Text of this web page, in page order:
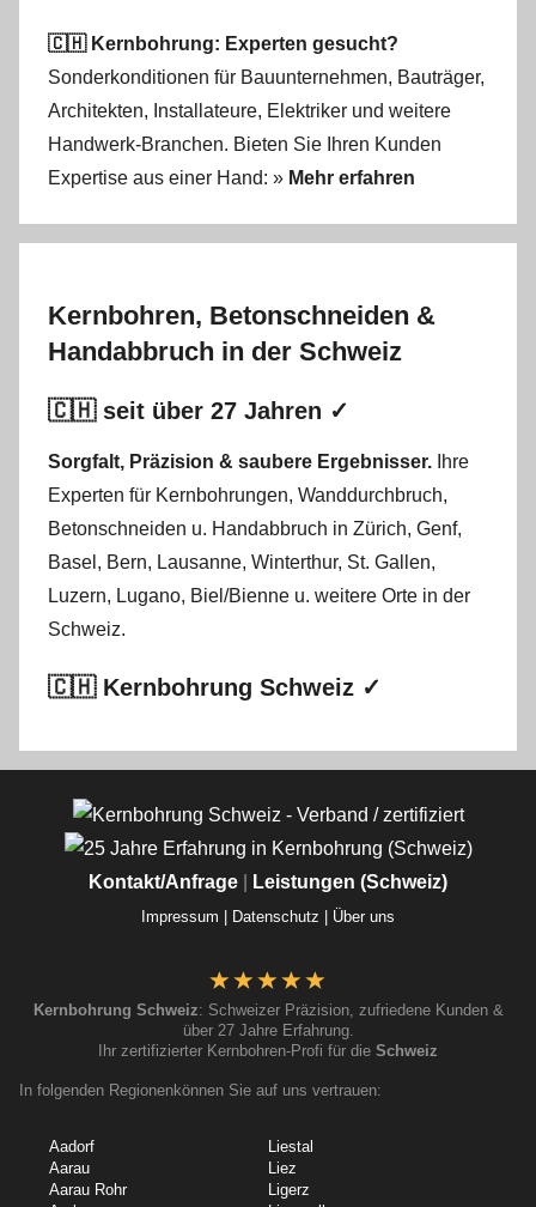
🇨🇭 Kernbohrung: Experten gesucht?
Sonderkonditionen für Bauunternehmen, Bauträger,
Architekten, Installateure, Elektriker und weitere
Handwerk-Branchen. Bieten Sie Ihren Kunden
Expertise aus einer Hand: » Mehr erfahren
Kernbohren, Betonschneiden &
Handabbruch in der Schweiz
🇨🇭 seit über 27 Jahren ✓
Sorgfalt, Präzision & saubere Ergebnisser. Ihre
Experten für Kernbohrungen, Wanddurchbruch,
Betonschneiden u. Handabbruch in Zürich, Genf,
Basel , Bern, Lausanne, Winterthur, St. Gallen,
Luzern, Lugano, Biel/Bienne u. weitere Orte in der
Schweiz.
🇨🇭 Kernbohrung Schweiz ✓
Kontakt/Anfrage Leistungen (Schweiz)
Impressum | Datenschutz | Über uns
Kernbohrung Schweiz: Schweizer Präzision, zufriedene Kunden &
über 27 Jahre Erfahrung.
Ihr zertifizierter Kernbohren-Profi für die Schweiz
In folgenden Regionenkönnen Sie auf uns vertrauen:
Aadorf
Aarau
Aarau Rohr
Liestal
Liez
Ligerz